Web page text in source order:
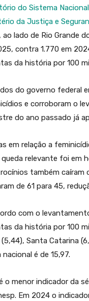
do Sistema
da Justiça e
ao lado de Rio Grande
contra 1.770 em
da história por 100
do governo federal
e corroboram o
do ano passado já
em relação a
relevante foi em
também caíram
de 61 para 45,
com o
da história por 100
(5,44), Santa Catarina
nacional é de 15,97.
o menor indicador da
Em 2024 o